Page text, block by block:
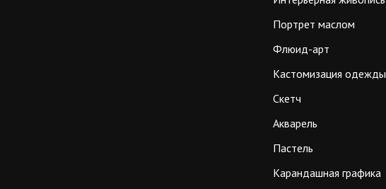
Портрет маслом
Флюид-арт
Кастомизация одежды
Скетч
Акварель
Пастель
Карандашная графика